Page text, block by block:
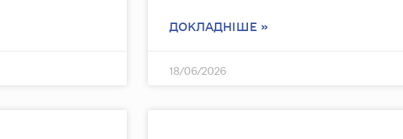
ДОКЛАДНІШЕ »
18/06/2026